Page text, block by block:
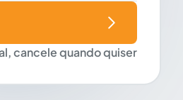
cancele quando quiser